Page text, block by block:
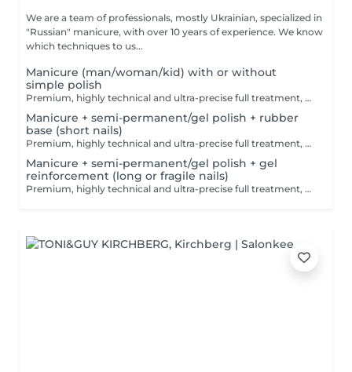
We are a team of professionals, mostly Ukrainian, specialized in
"Russian" manicure, with over 10 years of experience. We know
which techniques to us...
Manicure (man/woman/kid) with or without
simple polish
Premium, highly technical and ultra-precise full treatment, performed mainly with an e-file to achieve a perfectly clean nail contour and apply the polish as close as possible, even slightly under the cuticle. This technique helps visually delay the regrowth by around 10 days. Visual result: -Extremely well-groomed nails, clean contours, flawless shape -Instagram / photo studio effect: neat, precise, with no visible dry skin Service content: -Removal of old semi-permanent and/or gel polish (if needed, please book accordingly this option via this screen) -Very meticulous preparation of the nail plate -Removal of dead skin -Shape and file nails -Gentle cuticle care -Application of a transparent simple polish (if desired) OR application of your own simple polish to bring with you (if needed, please book accordingly this option via this screen) -Application of cuticle oil and hand cream
Manicure + semi-permanent/gel polish + rubber
base (short nails)
Premium, highly technical and ultra-precise full treatment, performed mainly with an e-file to achieve a perfectly clean nail contour and apply the polish as close as possible, even slightly under the cuticle. This technique helps visually delay the regrowth by around 10 days. Visual result: -Extremely well-groomed nails, clean contours, flawless shape -Instagram / photo studio effect: neat, precise, with no visible dry skin We also include a base coat, recommended for short nails in good condition. A perfect solution for flawless and long-lasting nails: -The average durability is 4 weeks!! Service content -> 80€ : -Removal of old semi-permanent and/or gel (if needed, already include in this price/service) -Very meticulous preparation of the nail plate -Removal of dead skin -Shape and file nails -Gentle cuticle care -Rubber base -Application of semi-permanent nail polish -Application of cuticle oil and hand cream Optional : -Price per nail extension on up to 5 nails (if so please book "WITH simple design") +3€/nail -Price per nail for nail art on up to 5 nails (if so please book "WITH simple design") +3€/nail -Price for simple design (French, Chrome, Baby Boomer, Cat Eyes, Stickers, Foil) 6-10 nails -> +20€ -Price for complex design (3D, Hand drawings, Stamping, French with Chrome, Baby Boomer with Chrome, French with Cat Eyes) 6-10 nails -> +30€
Manicure + semi-permanent/gel polish + gel
reinforcement (long or fragile nails)
Premium, highly technical and ultra-precise full treatment, performed mainly with an e-file to achieve a perfectly clean nail contour and apply the polish as close as possible, even slightly under the cuticle. This technique helps visually delay the regrowth by around 10 days. Visual result: -Extremely well-groomed nails, clean contours, flawless shape -Instagram / photo studio effect: neat, precise, with no visible dry skin We also include a gel reinforcement, recommended for long or fragile or broken nails. A perfect solution for flawless and long-lasting nails: -The average durability is 4 weeks!! Service content -> 95€ : -Removal of old semi-permanent and/or gel polish (if needed, already include in this price/service) -Very meticulous preparation of the nail plate -Removal of dead skin -Shape and file nails -Gentle cuticle care -Correction of the nail shape -Gel reinforcement -Application of semi-permanent nail polish -Application of cuticle oil and hand cream Optional : -Price per nail extension on up to 5 nails (if so please book "WITH simple design") +3€/nail -Price per nail for nail art on up to 5 nails (if so please book "WITH simple design") +3€/nail -Price for simple design (French, Chrome, Baby Boomer, Cat Eyes, Stickers, Foil) 6-10 nails -> +20€ -Price for complex design (3D, Hand drawings, Stamping, French with Chrome, Baby Boomer with Chrome, French with Cat Eyes) 6-10 nails -> +30€